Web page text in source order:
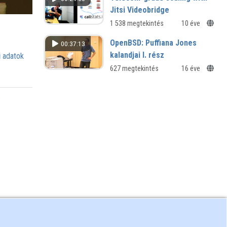
adatok
Jitsi Videobridge
1 538 megtekintés 10 éve
00:37:13
OpenBSD: Puffiana Jones
kalandjai I. rész
627 megtekintés 16 éve